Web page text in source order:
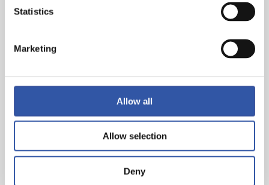
Statistics
Marketing
Allow all
Allow selection
Deny
enlace:https://cdn.realsociedad.eus//Uploads/CntDetalles/503/1/acd80c62-c8f7-
4b75-9eb4-d09362fb43cd.pdf